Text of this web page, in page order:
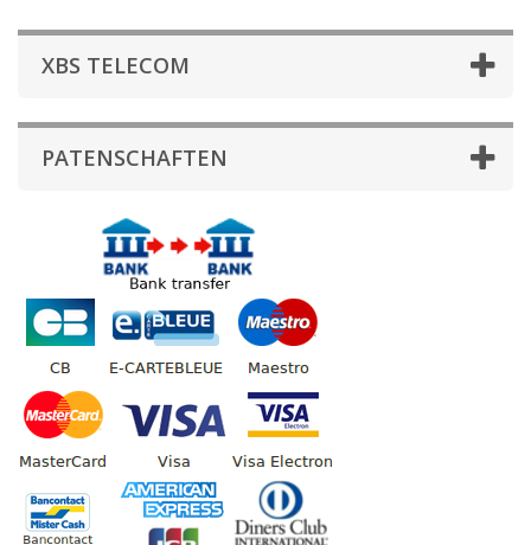
XBS TELECOM
PATENSCHAFTEN